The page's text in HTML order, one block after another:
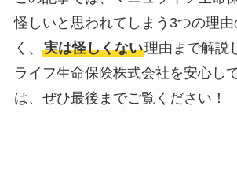
怪しいと思われてしまう3つの理
く、 実は怪しくない理由まで解説
ライフ生命保険株式会社を安心し
は、ぜひ最後までご覧ください！